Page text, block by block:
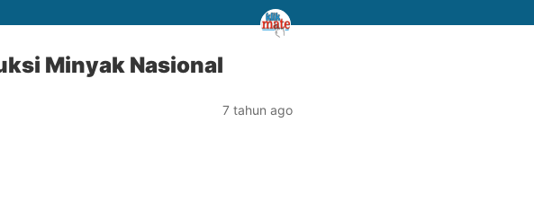
Minyak Nasional
7 tahun ago